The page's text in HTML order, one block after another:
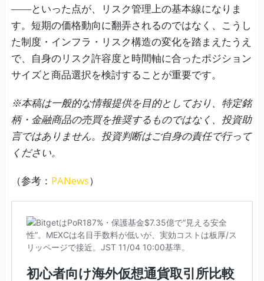
――といった点が、リスク管理上の基本線になりま
す。短期の価格動向に翻弄されるのではなく、こうし
た制度・インフラ・リスク構造の変化を踏まえたうえ
で、自身のリスク許容度と時間軸に合ったポジション
サイズと商品選択を検討することが重要です。
※本稿は一般的な情報提供を目的としており、特定銘
柄・金融商品の売買を推奨するものではなく、投資助
言ではありません。投資判断はご自身の責任で行って
ください。
（参考： PANews）